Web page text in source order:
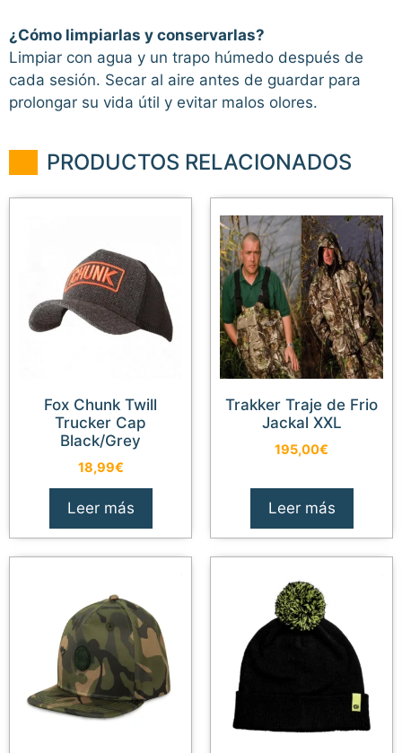
¿Cómo limpiarlas y conservarlas?
Limpiar con agua y un trapo húmedo después de
cada sesión. Secar al aire antes de guardar para
prolongar su vida útil y evitar malos olores.
PRODUCTOS RELACIONADOS
Fox Chunk Twill
Trucker Cap
Black/Grey
18,99€
Leer más
Trakker Traje de Frio
Jackal XXL
195,00€
Leer más